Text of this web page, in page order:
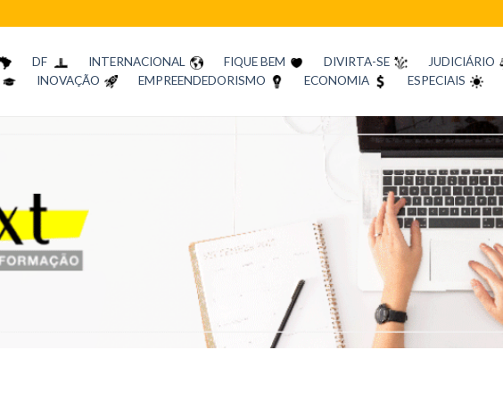
DF INTERNACIONAL FIQUE BEM DIVIRTA-SE
JUDICIÁRIO
INOVAÇÃO EMPREENDEDORISMO ECONOMIA ESPECIAIS